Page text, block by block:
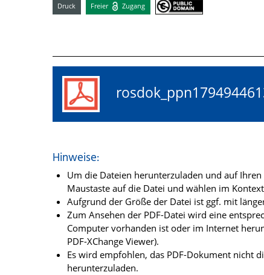
Druck Freier Zugang
Hinweise:
Um die Dateien herunterzuladen und auf
Maustaste auf die Datei und wählen im
Aufgrund der Größe der Datei ist ggf. mit
Zum Ansehen der PDF-Datei wird eine
Computer vorhanden ist oder im Internet
PDF-XChange Viewer).
Es wird empfohlen, das PDF-Dokument nicht
herunterzuladen.